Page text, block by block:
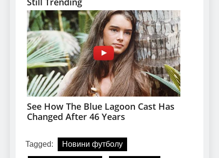
Tagged: Новини футболу